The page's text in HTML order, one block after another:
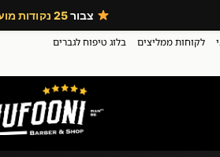
לקוחות ממליצים
בלוג טיפוח לגברים
צבור25 נקודות מועדון